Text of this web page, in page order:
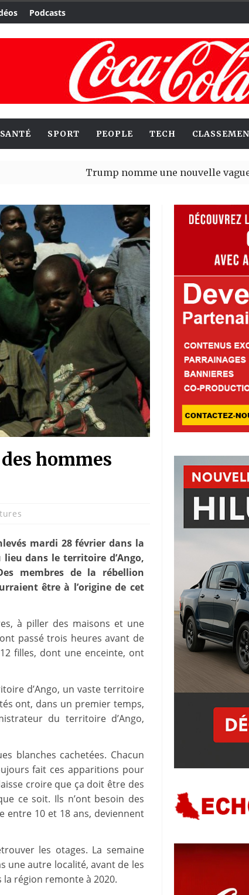
Podcasts
SANTÉ SPORT PEOPLE TECH
Trump nomme une nouvelle vague
hommes
mardi 28 février dans la
lieu dans le territoire d’Ango,
membres de la rébellion
être à l’origine de cet
à piller des maisons et une
passé trois heures avant de
filles, dont une enceinte, ont
d’Ango, un vaste territoire
ont, dans un premier temps,
du territoire d’Ango,
blanches cachetées. Chacun
fait ces apparitions pour
croire que ça doit être des
ce soit. Ils n’ont besoin des
entre 10 et 18 ans, deviennent
les otages. La semaine
une autre localité, avant de les
la région remonte à 2020.